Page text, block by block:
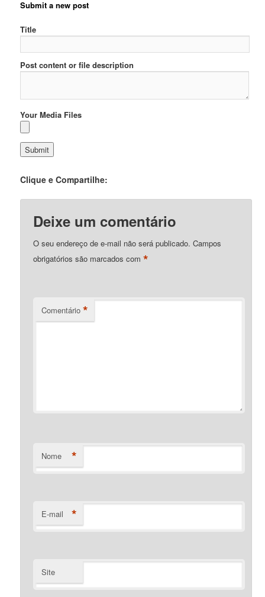
Submit a new post
Title
Post content or file description
Your Media Files
Clique e Compartilhe:
Deixe um comentário
O seu endereço de e-mail não será publicado. Campos
obrigatórios são marcados com*
Comentário *
Nome *
E-mail *
Site